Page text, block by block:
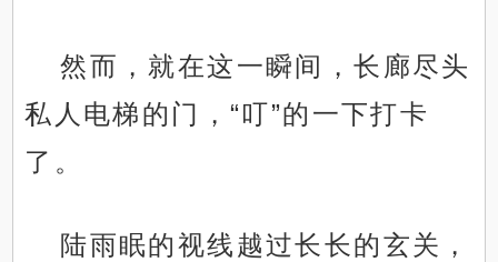
然而，就在这一瞬间，长廊尽头
私人电梯的门，“叮”的一下打卡
了。
陆雨眠的视线越过长长的玄关，